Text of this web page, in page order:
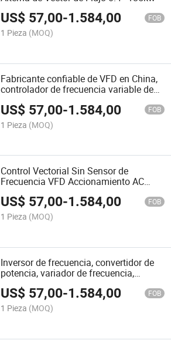
US$ 57,00-1.584,00 FOB
1 Pieza (MOQ)
Fabricante confiable de VFD en China,
controlador de frecuencia variable de
US$ 57,00-1.584,00 FOB
1 Pieza (MOQ)
Control Vectorial Sin Sensor de
Frecuencia VFD Accionamiento AC
220V/380V Entrada
US$ 57,00-1.584,00 FOB
1 Pieza (MOQ)
Inversor de frecuencia, convertidor de
potencia, variador de frecuencia,
controlador de motor de corriente
alterna
US$ 57,00-1.584,00 FOB
1 Pieza (MOQ)